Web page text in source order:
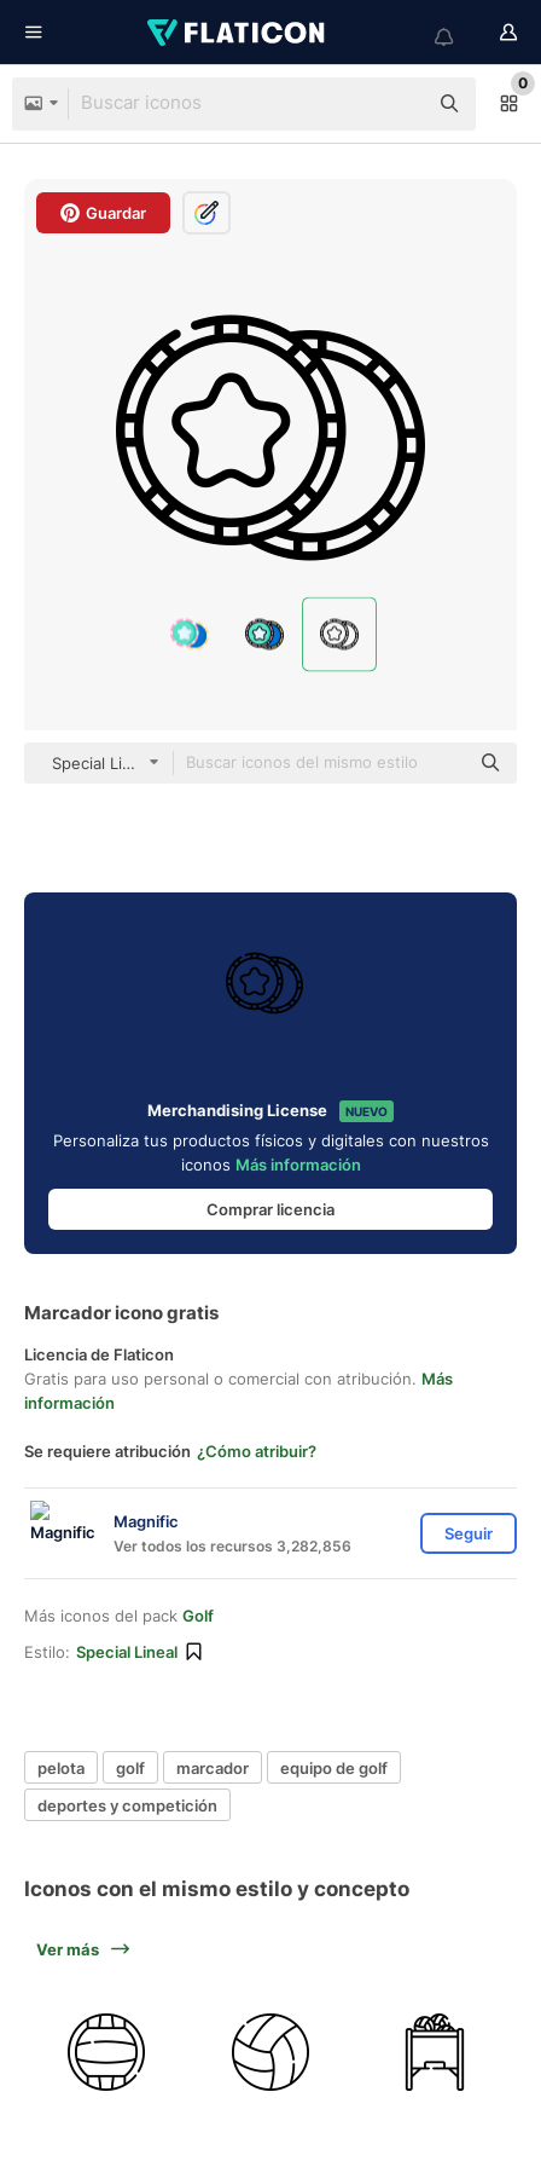
0
Guardar
Special Lineal
Merchandising License NUEVO
Personaliza tus productos físicos y digitales con nuestros
iconos Más información
Comprar licencia
Marcador icono gratis
Licencia de Flaticon
Gratis para uso personal o comercial con atribución. Más
información
Se requiere atribución ¿Cómo atribuir?
Magnific
Ver todos los recursos 3,282,856
Seguir
Más iconos del pack Golf
Estilo: Special Lineal
pelota golf marcador
equipo de golf
deportes y competición
Iconos con el mismo estilo y concepto
Ver más